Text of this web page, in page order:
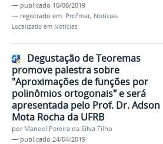
— publicado 10/06/2019
— registrado em: Profmat, Notícias
Localizado em Notícias
Degustação de Teoremas
promove palestra sobre
"Aproximações de funções por
polinômios ortogonais" e será
apresentada pelo Prof. Dr. Adson
Mota Rocha da UFRB
por Manoel Pereira da Silva Filho
— publicado 24/04/2019